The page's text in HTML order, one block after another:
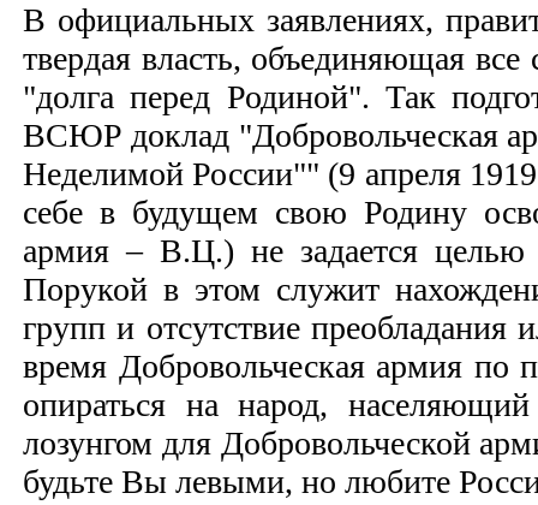
В официальных заявлениях,
твердая власть, объединяющая
"долга перед Родиной". Так
ВСЮР доклад "Добровольческая
Неделимой России"" (9 апреля
себе в будущем свою Родину
армия – В.Ц.) не задается целью
Порукой в этом служит
групп и отсутствие преобладания
время Добровольческая армия по
опираться на народ,
лозунгом для Добровольческой
будьте Вы левыми, но любите